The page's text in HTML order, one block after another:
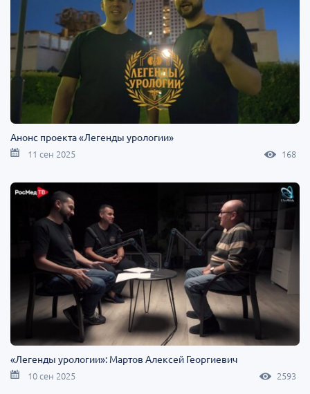
Анонс проекта «Легенды урологии»
11 сен 2025 168
«Легенды урологии»: Мартов Алексей Георгиевич
10 сен 2025 2593